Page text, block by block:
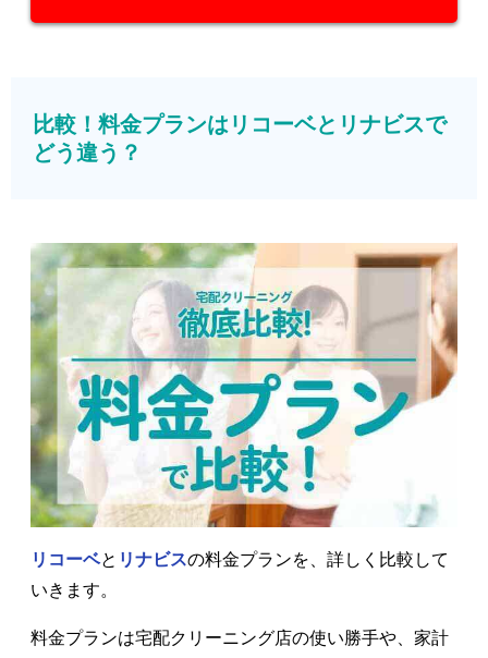
比較！料金プランはリコーベとリナビスで
どう違う？
リコーベと リナビスの料金プランを、詳しく比較して
いきます。
料金プランは宅配クリーニング店の使い勝手や、家計